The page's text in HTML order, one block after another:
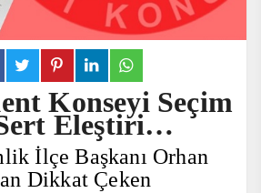
Konseyi Seçim
Eleştiri…
İlçe Başkanı Orhan
Dikkat Çeken